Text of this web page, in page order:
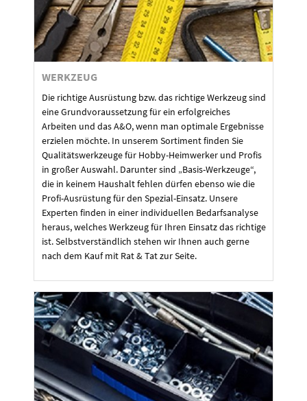
WERKZEUG
Die richtige Ausrüstung bzw. das richtige Werkzeug sind
eine Grundvoraussetzung für ein erfolgreiches
Arbeiten und das A&O, wenn man optimale Ergebnisse
erzielen möchte. In unserem Sortiment finden Sie
Qualitätswerkzeuge für Hobby-Heimwerker und Profis
in großer Auswahl. Darunter sind „Basis-Werkzeuge“,
die in keinem Haushalt fehlen dürfen ebenso wie die
Profi-Ausrüstung für den Spezial-Einsatz. Unsere
Experten finden in einer individuellen Bedarfsanalyse
heraus, welches Werkzeug für Ihren Einsatz das richtige
ist. Selbstverständlich stehen wir Ihnen auch gerne
nach dem Kauf mit Rat & Tat zur Seite.